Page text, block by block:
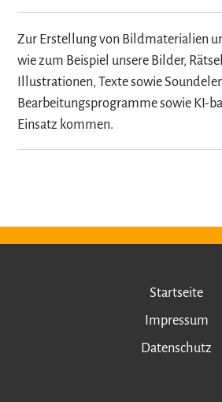
Zur Erstellung von Bildmaterialien
wie zum Beispiel unsere Bilder,
Illustrationen, Texte sowie
Bearbeitungsprogramme sowie KI-
Einsatz kommen.
Startseite
Impressum
Datenschutz